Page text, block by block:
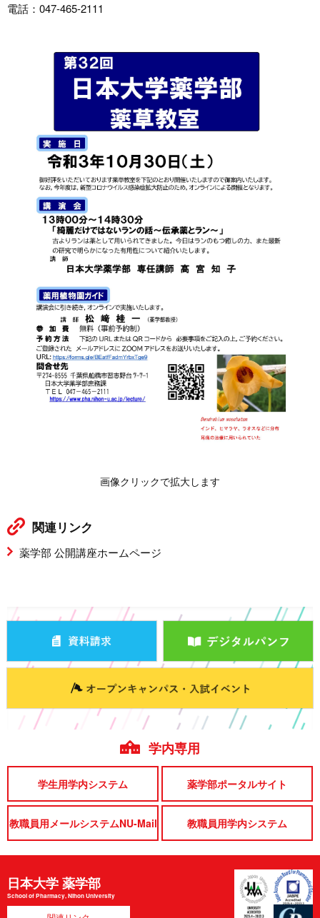
電話：047-465-2111
画像クリックで拡大します
関連リンク
薬学部 公開講座ホームページ
学内専用
学生用学内システム 薬学部ポータルサイト
教職員用メールシステムNU-Mail 教職員用学内システム
日本大学 薬学部
School of Pharmacy, Nihon University